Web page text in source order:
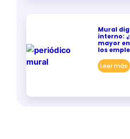
Mural
interno:
mayor
los
Leer más